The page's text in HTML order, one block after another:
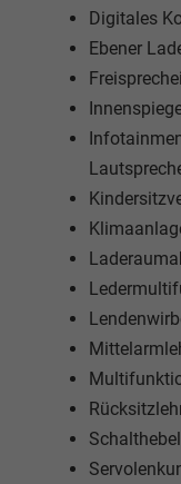
Digitales
Ebener